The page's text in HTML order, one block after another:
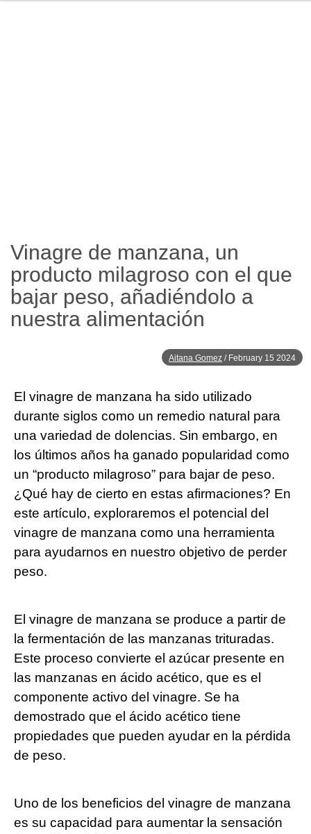
Vinagre de manzana, un
producto milagroso con el que
bajar peso, añadiéndolo a
nuestra alimentación
Aitana Gomez / February 15 2024
El vinagre de manzana ha sido utilizado
durante siglos como un remedio natural para
una variedad de dolencias. Sin embargo, en
los últimos años ha ganado popularidad como
un “producto milagroso” para bajar de peso.
¿Qué hay de cierto en estas afirmaciones? En
este artículo, exploraremos el potencial del
vinagre de manzana como una herramienta
para ayudarnos en nuestro objetivo de perder
peso.
El vinagre de manzana se produce a partir de
la fermentación de las manzanas trituradas.
Este proceso convierte el azúcar presente en
las manzanas en ácido acético, que es el
componente activo del vinagre. Se ha
demostrado que el ácido acético tiene
propiedades que pueden ayudar en la pérdida
de peso.
Uno de los beneficios del vinagre de manzana
es su capacidad para aumentar la sensación